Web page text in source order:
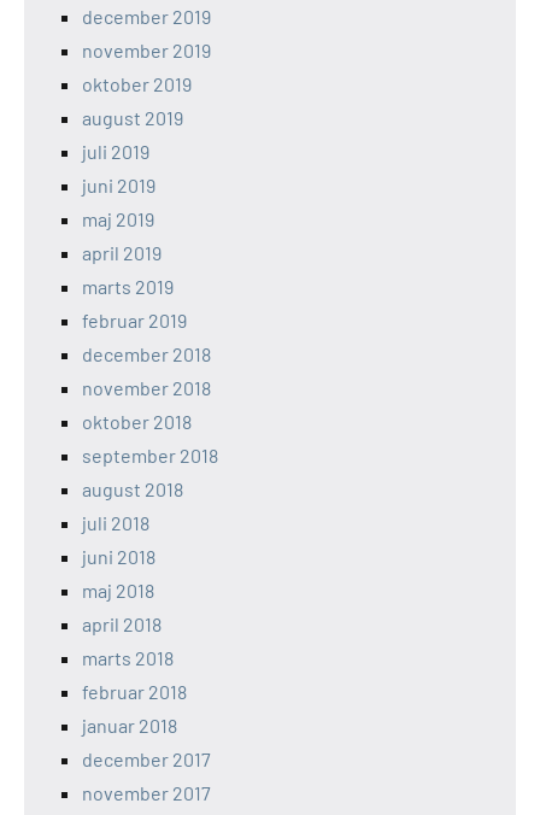
december 2019
november 2019
oktober 2019
august 2019
juli 2019
juni 2019
maj 2019
april 2019
marts 2019
februar 2019
december 2018
november 2018
oktober 2018
september 2018
august 2018
juli 2018
juni 2018
maj 2018
april 2018
marts 2018
februar 2018
januar 2018
december 2017
november 2017